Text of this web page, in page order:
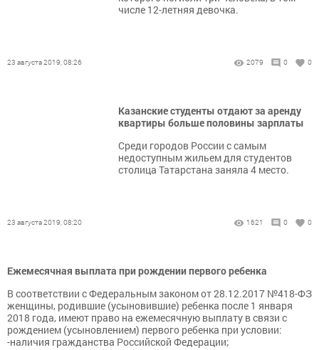
числе 12-летняя девочка.
23 августа 2019, 08:26 2079 0 0
Казанские студенты отдают за аренду
квартиры больше половины зарплаты
Среди городов России с самым
недоступным жильем для студентов
столица Татарстана заняла 4 место.
23 августа 2019, 08:20 1621 0 0
Ежемесячная выплата при рождении первого ребенка
В соответствии с Федеральным законом от 28.12.2017 №418-ФЗ
женщины, родившие (усыновившие) ребенка после 1 января
2018 года, имеют право на ежемесячную выплату в связи с
рождением (усыновлением) первого ребенка при условии:
-наличия гражданства Российской Федерации;